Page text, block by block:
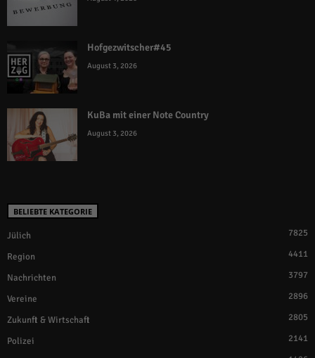
Hofgezwitscher#45
August 3, 2026
KuBa mit einer Note Country
August 3, 2026
BELIEBTE KATEGORIE
Jülich 7825
Region 4411
Nachrichten 3797
Vereine 2896
Zukunft & Wirtschaft 2805
Polizei 2141